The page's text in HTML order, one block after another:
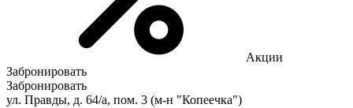
Акции
Забронировать
Забронировать
ул. Правды, д. 64/а, пом. 3 (м-н "Копеечка")